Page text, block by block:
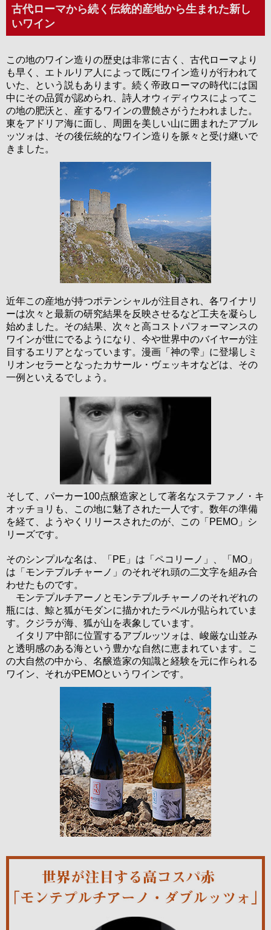
古代ローマから続く伝統的産地から生まれた新し
いワイン
この地のワイン造りの歴史は非常に古く、古代ローマより
も早く、エトルリア人によって既にワイン造りが行われて
いた、という説もあります。続く帝政ローマの時代には国
中にその品質が認められ、詩人オウィディウスによってこ
の地の肥沃と、産するワインの豊饒さがうたわれました。
東をアドリア海に面し、周囲を美しい山に囲まれたアブル
ッツォは、その後伝統的なワイン造りを脈々と受け継いで
きました。
近年この産地が持つポテンシャルが注目され、各ワイナリ
ーは次々と最新の研究結果を反映させるなど工夫を凝らし
始めました。その結果、次々と高コストパフォーマンスの
ワインが世にでるようになり、今や世界中のバイヤーが注
目するエリアとなっています。漫画「神の雫」に登場しミ
リオンセラーとなったカサール・ヴェッキオなどは、その
一例といえるでしょう。
そして、パーカー100点醸造家として著名なステファノ・キ
オッチョリも、この地に魅了された一人です。数年の準備
を経て、ようやくリリースされたのが、この「PEMO」シ
リーズです。
そのシンプルな名は、「PE」は「ペコリーノ」、「MO」
は「モンテプルチャーノ」のそれぞれ頭の二文字を組み合
わせたものです。
モンテプルチアーノとモンテプルチャーノのそれぞれの
瓶には、鯨と狐がモダンに描かれたラベルが貼られていま
す。クジラが海、狐が山を表象しています。
イタリア中部に位置するアブルッツォは、峻厳な山並み
と透明感のある海という豊かな自然に恵まれています。こ
の大自然の中から、名醸造家の知識と経験を元に作られる
ワイン、それがPEMOというワインです。